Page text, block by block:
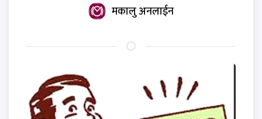
मकालु अनलाईन